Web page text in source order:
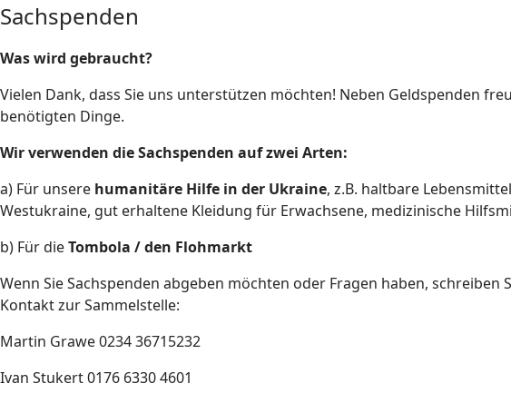
Sachspenden
Was wird gebraucht?
Vielen Dank, dass Sie uns unterstützen möchten! Neben Geldspenden
benötigten Dinge.
Wir verwenden die Sachspenden auf zwei Arten:
a) Für unsere humanitäre Hilfe in der Ukraine, z.B. haltbare
Westukraine, gut erhaltene Kleidung für Erwachsene, medizinische
b) Für dieTombola / den Flohmarkt
Wenn Sie Sachspenden abgeben möchten oder Fragen haben, schreiben
Kontakt zur Sammelstelle:
Martin Grawe 0234 36715232
Ivan Stukert 0176 6330 4601